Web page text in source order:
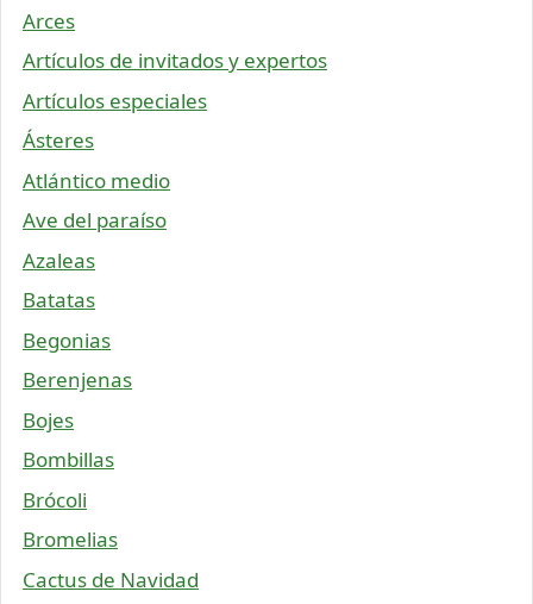
Arces
Artículos de invitados y expertos
Artículos especiales
Ásteres
Atlántico medio
Ave del paraíso
Azaleas
Batatas
Begonias
Berenjenas
Bojes
Bombillas
Brócoli
Bromelias
Cactus de Navidad